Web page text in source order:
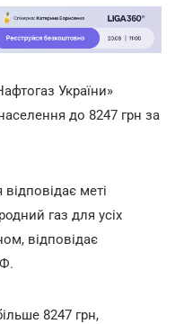
України»
до 8247 грн за
меті
газ для усіх
відповідає
8247 грн,